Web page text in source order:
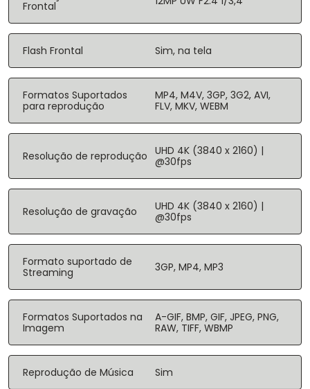
Frontal
Flash Frontal Sim, na tela
Formatos Suportados
para reprodução
MP4, M4V, 3GP, 3G2, AVI,
FLV, MKV, WEBM
Resolução de reprodução UHD 4K (3840 x 2160) |
@30fps
Resolução de gravação
UHD 4K (3840 x 2160) |
@30fps
Formato suportado de
Streaming
3GP, MP4, MP3
Formatos Suportados na
Imagem
A-GIF, BMP, GIF, JPEG, PNG,
RAW, TIFF, WBMP
Reprodução de Música Sim